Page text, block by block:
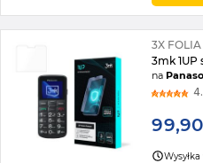
3X
3mk
na